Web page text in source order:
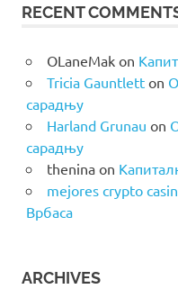
RECENT
OLaneMakon
Tricia Gauntletton
сарадњу
Harland Grunau on
сарадњу
theninaon
mejores crypto
Врбаса
ARCHIVES